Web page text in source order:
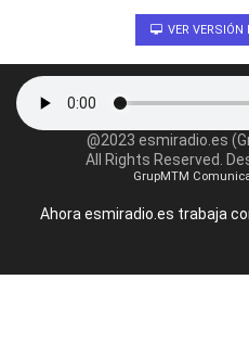
VER VERSIÓN
@2023 esmiradio.es
All Rights Reserved.
GrupMTM
Ahora esmiradio.es trabaja